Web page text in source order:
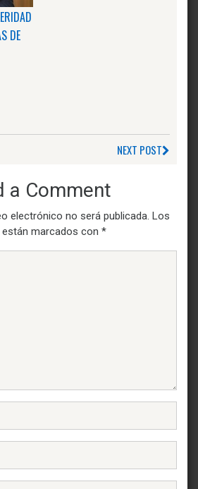
DE
NEXT POST
a Comment
electrónico no será publicada. Los
marcados con *